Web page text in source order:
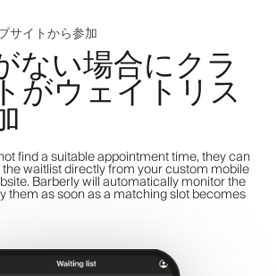
サイトから参加
ない場合にクラ
がウェイトリス
find a suitable appointment time, they can
waitlist directly from your custom mobile
Barberly will automatically monitor the
them as soon as a matching slot becomes